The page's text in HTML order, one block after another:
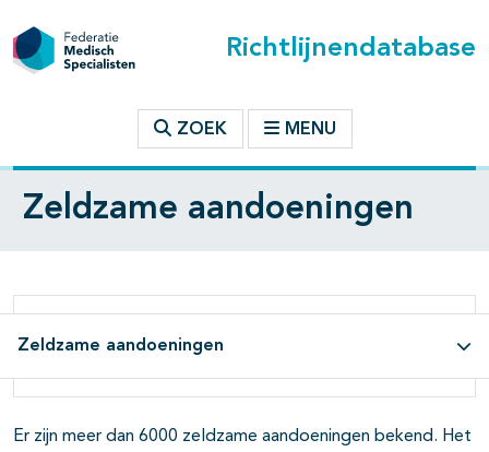
Richtlijnendatabase
ZOEK MENU
Zeldzame aandoeningen
Zeldzame aandoeningen
Er zijn meer dan 6000 zeldzame aandoeningen bekend. Het